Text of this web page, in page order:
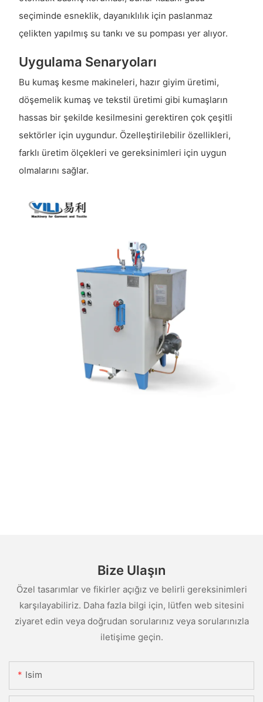
seçiminde esneklik, dayanıklılık için paslanmaz
çelikten yapılmış su tankı ve su pompası yer alıyor.
Uygulama Senaryoları
Bu kumaş kesme makineleri, hazır giyim üretimi,
döşemelik kumaş ve tekstil üretimi gibi kumaşların
hassas bir şekilde kesilmesini gerektiren çok çeşitli
sektörler için uygundur. Özelleştirilebilir özellikleri,
farklı üretim ölçekleri ve gereksinimleri için uygun
olmalarını sağlar.
Bize Ulaşın
Özel tasarımlar ve fikirler açığız ve belirli gereksinimleri
karşılayabiliriz. Daha fazla bilgi için, lütfen web sitesini
ziyaret edin veya doğrudan sorularınız veya sorularınızla
iletişime geçin.
Isim